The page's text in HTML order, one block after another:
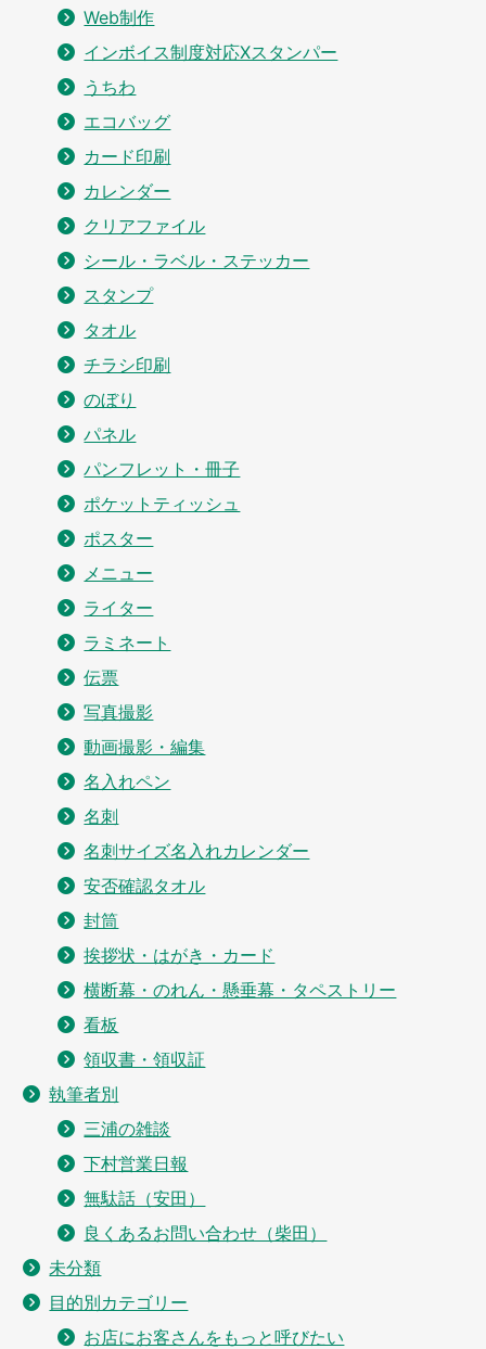
Web制作
インボイス制度対応Xスタンパー
うちわ
エコバッグ
カード印刷
カレンダー
クリアファイル
シール・ラベル・ステッカー
スタンプ
タオル
チラシ印刷
のぼり
パネル
パンフレット・冊子
ポケットティッシュ
ポスター
メニュー
ライター
ラミネート
伝票
写真撮影
動画撮影・編集
名入れペン
名刺
名刺サイズ名入れカレンダー
安否確認タオル
封筒
挨拶状・はがき・カード
横断幕・のれん・懸垂幕・タペストリー
看板
領収書・領収証
執筆者別
三浦の雑談
下村営業日報
無駄話（安田）
良くあるお問い合わせ（柴田）
未分類
目的別カテゴリー
お店にお客さんをもっと呼びたい